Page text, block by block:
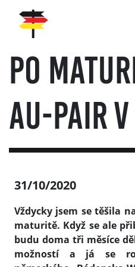
Po
au-pair v
31/10/2020
Vždycky jsem se těšila
maturitě. Když se ale
budu doma tři měsíce
možností a já se